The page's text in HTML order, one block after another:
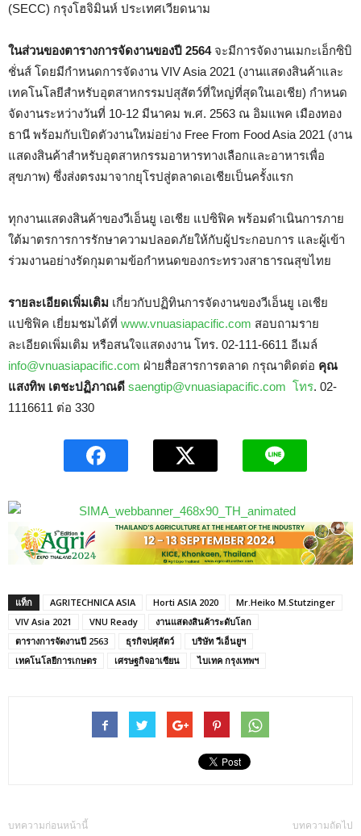
(SECC) กรุงโฮจิมินห์ ประเทศเวียดนาม
ในส่วนของตารางการจัดงานของปี 2564จะมีการจัดงานเมกะเอ็กซิบิ
ชั่นส์ โดยมีกำหนดการจัดงาน VIV Asia 2021 (งานแสดงสินค้าและ
เทคโนโลยีสำหรับอุตสาหกรรมปสุสัตว์ที่ใหญ่ที่สุดในเอเชีย) กำหนด
จัดงานระหว่างวันที่ 10-12 มีนาคม พ.ศ. 2563 ณ อิมแพค เมืองทอง
ธานี พร้อมกับเปิดตัวงานใหม่อย่าง Free From Food Asia 2021 (งาน
แสดงสินค้าสำหรับอุตสาหกรรมอาหารทางเลือกและอาหารเพื่อ
สุขภาพ) ซึ่งส่งตรงมาจากยุโรปสู่ตลาดเอเชียเป็นครั้งแรก
ทุกงานแสดงสินค้าของวีเอ็นยู เอเชีย แปซิฟิค พร้อมดำเนินการภาย
ใต้มาตรการการรักษาความปลอดภัยให้กับผู้ประกอบการ และผู้เข้า
ร่วมงานอย่างรัดกุมตามข้อกำหนดของกระทรวงสาธารณสุขไทย
รายละเอียดเพิ่มเติม เกี่ยวกับปฏิทินการจัดงานของวีเอ็นยู เอเชีย
แปซิฟิค เยี่ยมชมได้ที่ www.vnuasiapacific.com สอบถามราย
ละเอียดเพิ่มเติม หรือสนใจแสดงงาน โทร. 02-111-6611 อีเมล์
info@vnuasiapacific.com ฝ่ายสื่อสารการตลาด กรุณาติดต่อ คุณ
แสงทิพ เตชะปฏิภาณดี saengtip@vnuasiapacific.com โทร. 02-
1116611 ต่อ 330
แท็ก AGRITECHNICA ASIA Horti ASIA 2020
Mr.Heiko M.Stutzinger
VIV Asia 2021
VNU Ready
งานแสดงสินค้าระดับโลก
ตารางการจัดงานปี 2563
ธุรกิจปศุสัตว์
บริษัท วีเอ็นยูฯ
เทคโนโลยีการเกษตร
เศรษฐกิจอาเซียน ไบเทค กรุงเทพฯ
บทความก่อนหน้านี้ บทความถัดไป